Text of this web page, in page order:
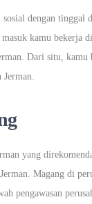
dengan tinggal
kamu bekerja
Dari situ, kamu
Jerman.
yang
Magang di
pengawasan